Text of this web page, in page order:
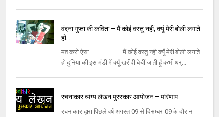
वंदना गुप्ता की कविता – मैं कोई वस्तु नहीं, क्यूं मेरी बोली लगाते
हो…
मत करो ऐसा ..................... मैं कोई वस्तु नही क्यूँ मेरी बोली लगाते
हो दुनिया की इस मंडी में क्यूँ खरीदी बेचीं जाती हूँ कभी धर्...
रचनाकार व्यंग्य लेखन पुरस्कार आयोजन – परिणाम
रचनाकार द्वारा पिछले वर्ष अगस्त-09 से दिसम्बर-09 के दौरान